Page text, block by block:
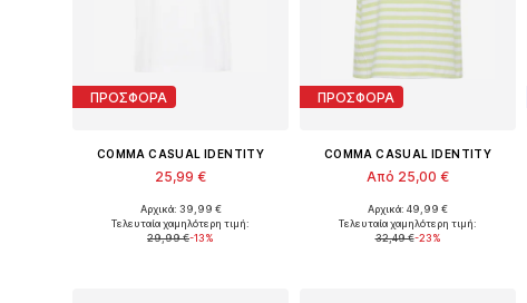
ΠΡΟΣΦΟΡΑ
COMMA CASUAL IDENTITY
25,99 €
Διαθέσιμο σε πολλά μεγέθη
Προσθήκη στο καλάθι
Αρχικά: 39,99 €
Τελευταία χαμηλότερη τιμή:
29,99 €-13%
ΠΡΟΣΦΟΡΑ
COMMA CASUAL IDENTITY
Από 25,00 €
Προσθήκη στο καλάθι
Αρχικά: 49,99 €
Τελευταία χαμηλότερη τιμή:
32,49 €-23%